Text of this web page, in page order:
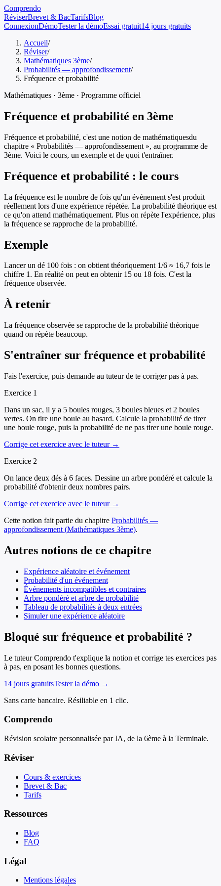
Comprendo
RéviserBrevet & BacTarifsBlog
ConnexionDémoTester la démoEssai gratuit14 jours gratuits
Accueil/
Réviser/
Mathématiques 3ème/
Probabilités — approfondissement/
Fréquence et probabilité
Mathématiques · 3ème · Programme officiel
Fréquence et probabilité en 3ème
Fréquence et probabilité, c'est une notion de mathématiquesdu
chapitre « Probabilités — approfondissement », au programme de
3ème. Voici le cours, un exemple et de quoi t'entraîner.
Fréquence et probabilité : le cours
La fréquence est le nombre de fois qu'un événement s'est produit
réellement lors d'une expérience répétée. La probabilité théorique est
ce qu'on attend mathématiquement. Plus on répète l'expérience, plus
la fréquence se rapproche de la probabilité.
Exemple
Lancer un dé 100 fois : on obtient théoriquement 1/6 ≈ 16,7 fois le
chiffre 1. En réalité on peut en obtenir 15 ou 18 fois. C'est la
fréquence observée.
À retenir
La fréquence observée se rapproche de la probabilité théorique
quand on répète beaucoup.
S'entraîner sur fréquence et probabilité
Fais l'exercice, puis demande au tuteur de te corriger pas à pas.
Exercice 1
Dans un sac, il y a 5 boules rouges, 3 boules bleues et 2 boules
vertes. On tire une boule au hasard. Calcule la probabilité de tirer
une boule rouge, puis la probabilité de ne pas tirer une boule rouge.
Corrige cet exercice avec le tuteur →
Exercice 2
On lance deux dés à 6 faces. Dessine un arbre pondéré et calcule la
probabilité d'obtenir deux nombres pairs.
Corrige cet exercice avec le tuteur →
Cette notion fait partie du chapitre Probabilités —
approfondissement (Mathématiques 3ème).
Autres notions de ce chapitre
Expérience aléatoire et événement
Probabilité d'un événement
Événements incompatibles et contraires
Arbre pondéré et arbre de probabilité
Tableau de probabilités à deux entrées
Simuler une expérience aléatoire
Bloqué sur fréquence et probabilité ?
Le tuteur Comprendo t'explique la notion et corrige tes exercices pas
à pas, en posant les bonnes questions.
14 jours gratuitsTester la démo →
Sans carte bancaire. Résiliable en 1 clic.
Comprendo
Révision scolaire personnalisée par IA, de la 6ème à la Terminale.
Réviser
Cours & exercices
Brevet & Bac
Tarifs
Ressources
Blog
FAQ
Légal
Mentions légales